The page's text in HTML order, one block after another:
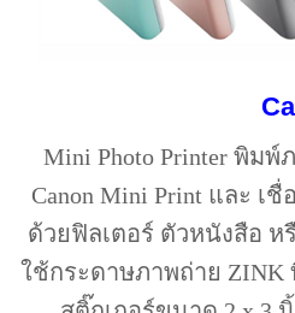
Mini Photo Printer พิม
Canon Mini Print และ
ด้วยฟิลเตอร์ ตัวหนังสือ
ใช้กระดาษภาพถ่าย